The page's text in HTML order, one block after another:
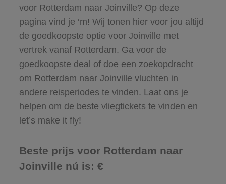
voor Rotterdam naar Joinville? Op deze
pagina vind je ‘m! Wij tonen hier voor jou altijd
de goedkoopste optie voor Joinville met
vertrek vanaf Rotterdam. Ga voor de
goedkoopste deal of doe een zoekopdracht
om Rotterdam naar Joinville vluchten in
andere reisperiodes te vinden. Laat ons je
helpen om de beste vliegtickets te vinden en
let’s make it fly!
Beste prijs voor Rotterdam naar
Joinville nú is: €